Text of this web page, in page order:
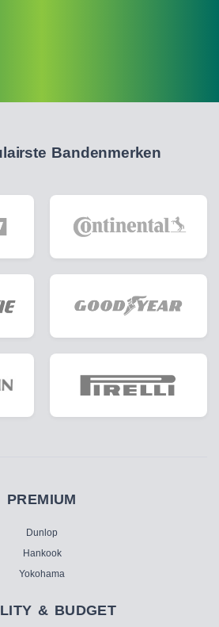
Bandenmerken
PREMIUM
Dunlop
Hankook
Yokohama
& BUDGET